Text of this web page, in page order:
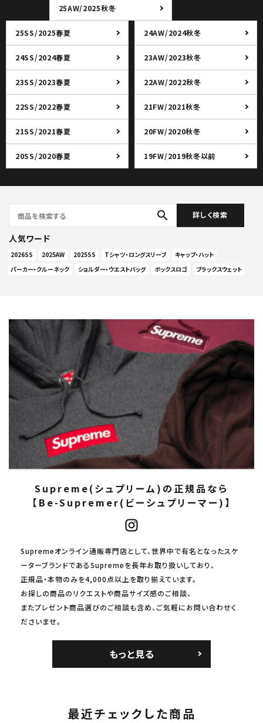
25AW/2025秋冬
25SS/2025春夏 24AW/2024秋冬
24SS/2024春夏 23AW/2023秋冬
23SS/2023春夏 22AW/2022秋冬
22SS/2022春夏 21FW/2021秋冬
21SS/2021春夏 20FW/2020秋冬
20SS/2020春夏 19FW/2019秋冬以前
search 詳しく検索
人気ワード
2026SS 2025AW 2025SS Tシャツ・ロングスリーブ
キャップ・ハット
パーカー・クルーネック
ショルダー・ウエストバッグ ボックスロゴ ブラックスウェット
Supreme(シュプリーム)の正規品なら
【Be-Supremer(ビーシュプリーマー)】
Supremeオンライン通販専門店として、世界中で有名となったスケ
ーターブランドであるSupremeを長年お取り扱いしており、
正規品・本物のみを4,000点以上を取り揃えています。
お探しの商品のリクエストや商品サイズ感のご相談、
またプレゼント商品選びのご相談も含め、ご気軽にお問い合わせく
ださいませ。
もっと見る
最近チェックした商品